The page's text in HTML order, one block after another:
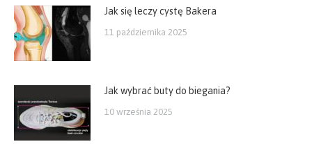
Jak się leczy cystę Bakera
11 października 2025
Jak wybrać buty do biegania?
10 września 2025